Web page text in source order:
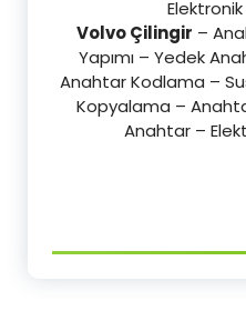
Volvo Çilingir –
Yapımı – Yedek
Anahtar Kodlama –
Kopyalama –
Anahtar –